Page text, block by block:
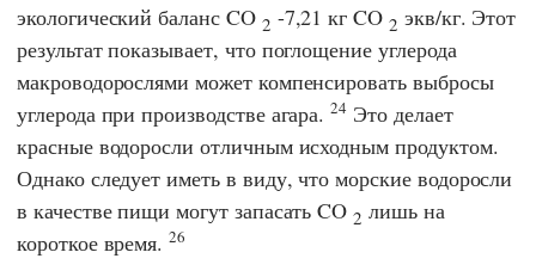
экологический баланс CO 2 -7,21 кг CO 2 экв/кг. Этот
результат показывает, что поглощение углерода
макроводорослями может компенсировать выбросы
углерода при производстве агара.24 Это делает
красные водоросли отличным исходным продуктом.
Однако следует иметь в виду, что морские водоросли
в качестве пищи могут запасать CO2 лишь на
короткое время.26